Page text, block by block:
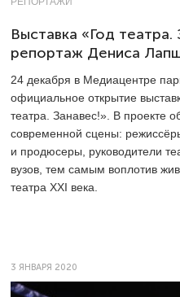
Выставка «Год театра.
репортаж Дениса
24 декабря в Медиацентре
официальное открытие
театра. Занавес!». В проекте
современной сцены:
и продюсеры, руководители
вузов, тем самым воплотив
театра XXI века.
3 ЯНВАРЯ 2020